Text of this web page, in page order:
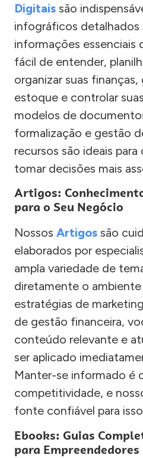
Digitais são
infográficos detalhados
informações essenciais
fácil de entender,
organizar suas finanças,
estoque e controlar
modelos de
formalização e gestão
recursos são ideais
tomar decisões mais
Artigos:
para o Seu Negócio
Nossos Artigos são
elaborados por
ampla variedade de
diretamente o ambiente
estratégias de
de gestão financeira,
conteúdo relevante e
ser aplicado
Manter-se informado é
competitividade, e
fonte confiável para
Ebooks: Guias
para Empreendedores